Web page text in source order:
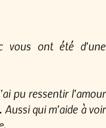
vous ont été d'une
pu ressentir l'amour
qui m'aide à voir